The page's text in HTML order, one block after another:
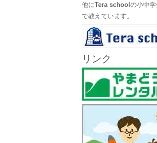
他にTera schoolの小中
で教えています。
リンク